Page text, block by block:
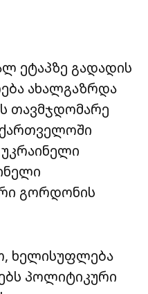
ეტაპზე გადადის
ახალგაზრდა
თავმჯდომარე
გორდონის
ხელისუფლება
პოლიტიკური